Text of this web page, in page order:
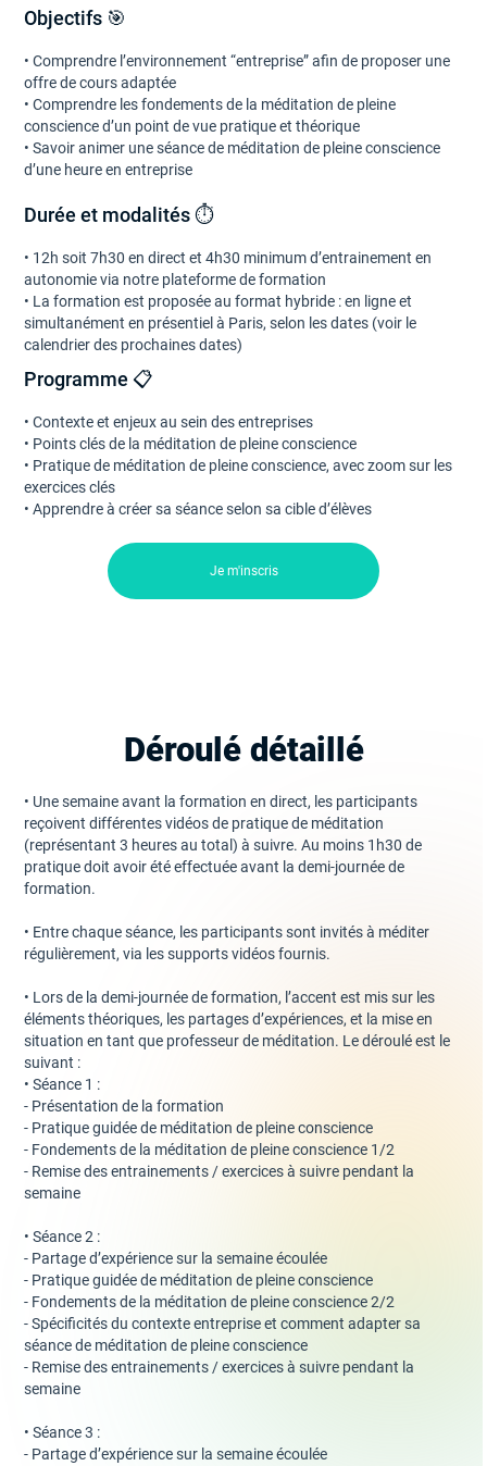
Objectifs 🎯
• Comprendre l’environnement “entreprise” afin de proposer une
offre de cours adaptée
• Comprendre les fondements de la méditation de pleine
conscience d’un point de vue pratique et théorique
• Savoir animer une séance de méditation de pleine conscience
d’une heure en entreprise
Durée et modalités ⏱
• 12h soit 7h30 en direct et 4h30 minimum d’entrainement en
autonomie via notre plateforme de formation
• La formation est proposée au format hybride : en ligne et
simultanément en présentiel à Paris, selon les dates (voir le
calendrier des prochaines dates)
Programme 📋
• Contexte et enjeux au sein des entreprises
• Points clés de la méditation de pleine conscience
• Pratique de méditation de pleine conscience, avec zoom sur les
exercices clés
• Apprendre à créer sa séance selon sa cible d’élèves
Je m'inscris
Déroulé détaillé
• Une semaine avant la formation en direct, les participants
reçoivent différentes vidéos de pratique de méditation
(représentant 3 heures au total) à suivre. Au moins 1h30 de
pratique doit avoir été effectuée avant la demi-journée de
formation.
• Entre chaque séance, les participants sont invités à méditer
régulièrement, via les supports vidéos fournis.
• Lors de la demi-journée de formation, l’accent est mis sur les
éléments théoriques, les partages d’expériences, et la mise en
situation en tant que professeur de méditation. Le déroulé est le
suivant :
• Séance 1 :
- Présentation de la formation
- Pratique guidée de méditation de pleine conscience
- Fondements de la méditation de pleine conscience 1/2
- Remise des entrainements / exercices à suivre pendant la
semaine
• Séance 2 :
- Partage d’expérience sur la semaine écoulée
- Pratique guidée de méditation de pleine conscience
- Fondements de la méditation de pleine conscience 2/2
- Spécificités du contexte entreprise et comment adapter sa
séance de méditation de pleine conscience
- Remise des entrainements / exercices à suivre pendant la
semaine
• Séance 3 :
- Partage d’expérience sur la semaine écoulée